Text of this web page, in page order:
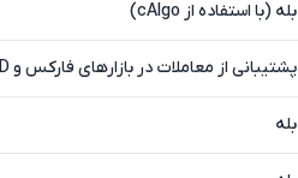
بله (با استفاده از cAlgo)
پشتیبانی از معاملات در بازارهای فارکس و CFD با امکانات پیشرفته
بله